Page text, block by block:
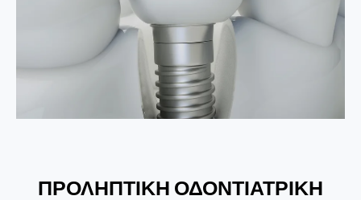
ΠΡΟΛΗΠΤΙΚΗ ΟΔΟΝΤΙΑΤΡΙΚΗ